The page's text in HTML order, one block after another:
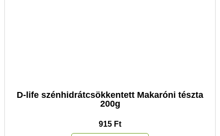
D-life szénhidrátcsökkentett Makaróni tészta
200g
915 Ft